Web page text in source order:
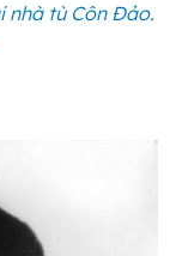
nhà tù Côn Đảo.